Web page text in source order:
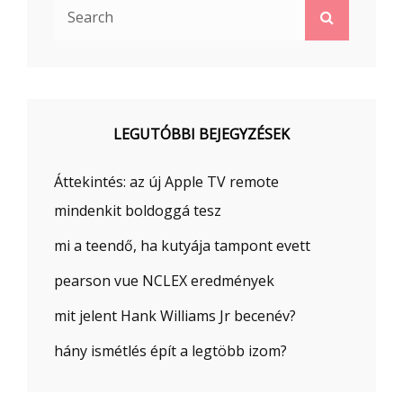
LEGUTÓBBI BEJEGYZÉSEK
Áttekintés: az új Apple TV remote
mindenkit boldoggá tesz
mi a teendő, ha kutyája tampont evett
pearson vue NCLEX eredmények
mit jelent Hank Williams Jr becenév?
hány ismétlés épít a legtöbb izom?